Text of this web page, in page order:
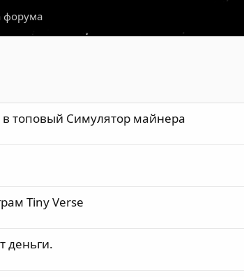
форума
в топовый Симулятор майнера
Tiny Verse
деньги.